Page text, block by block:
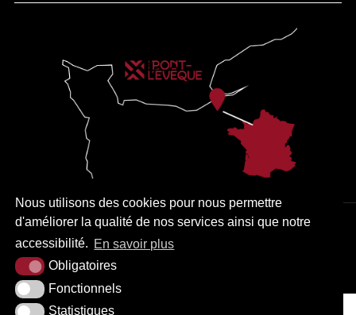
Nous utilisons des cookies pour nous permettre
d'améliorer la qualité de nos services ainsi que notre
accessibilité. En savoir plus
Obligatoires
Fonctionnels
Statistiques
PLAN DU SITE MENTIONS LÉGALES ACCESSIBILITÉ